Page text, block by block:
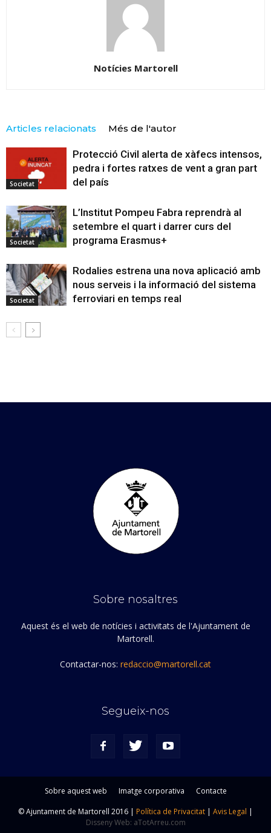
Notícies Martorell
Articles relacionats Més de l'autor
Societat
Protecció Civil alerta de xàfecs intensos,
pedra i fortes ratxes de vent a gran part
del país
Societat
L’Institut Pompeu Fabra reprendrà al
setembre el quart i darrer curs del
programa Erasmus+
Societat
Rodalies estrena una nova aplicació amb
nous serveis i la informació del sistema
ferroviari en temps real
Sobre nosaltres
Aquest és el web de notícies i activitats de l'Ajuntament de
Martorell.
Contactar-nos: redaccio@martorell.cat
Segueix-nos
Sobre aquest web Imatge corporativa
Contacte
© Ajuntament de Martorell 2016 | Política de Privacitat | Avis Legal |
Disseny Web: aTotArreu.com